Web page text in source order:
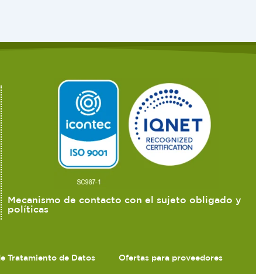
Mecanismo de contacto con el sujeto obligado y
políticas
Tratamiento de Datos
Ofertas para proveedores